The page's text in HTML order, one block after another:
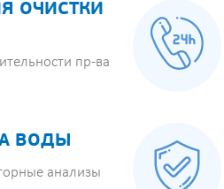
ОЧИСТКИ
пр-ва
ВОДЫ
анализы